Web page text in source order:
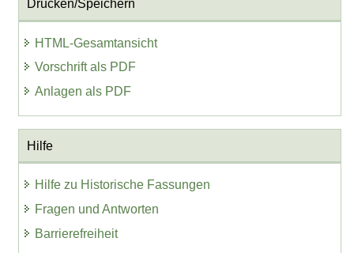
Drucken/Speichern
HTML-Gesamtansicht
Vorschrift als PDF
Anlagen als PDF
Hilfe
Hilfe zu Historische Fassungen
Fragen und Antworten
Barrierefreiheit